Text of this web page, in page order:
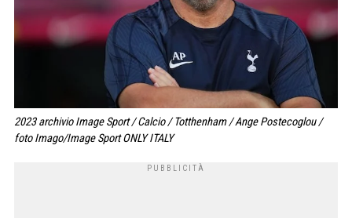
2023 archivio Image Sport / Calcio / Totthenham / Ange Postecoglou /
foto Imago/Image Sport ONLY ITALY